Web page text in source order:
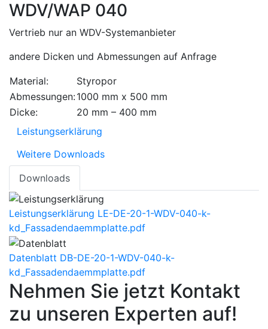
WDV/WAP 040
Vertrieb nur an WDV-Systemanbieter
andere Dicken und Abmessungen auf Anfrage
Material:
Styropor
Abmessungen:1000 mm x 500 mm
Dicke:
20 mm – 400 mm
Leistungserklärung
Weitere Downloads
Downloads
Leistungserklärung LE-DE-20-1-WDV-040-k-
kd_Fassadendaemmplatte.pdf
Datenblatt DB-DE-20-1-WDV-040-k-
kd_Fassadendaemmplatte.pdf
Nehmen Sie jetzt Kontakt
zu unseren Experten auf!